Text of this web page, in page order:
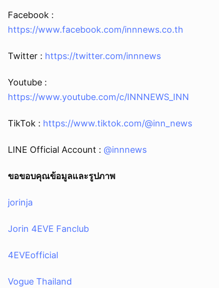
Facebook :
https://www.facebook.com/innnews.co.th
Twitter : https://twitter.com/innnews
Youtube :
https://www.youtube.com/c/INNNEWS_INN
TikTok : https://www.tiktok.com/@inn_news
LINE Official Account : @innnews
ขอขอบคุณข้อมูลและรูปภาพ
jorinja
Jorin 4EVE Fanclub
4EVEofficial
Vogue Thailand